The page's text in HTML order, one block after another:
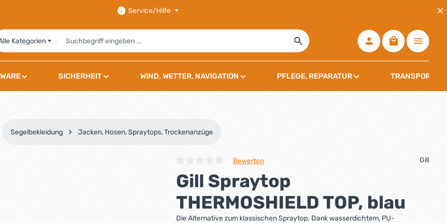
Service/Hilfe
Kategorien
Warenkorb
SICHERHEIT WIND, WETTER, NAVIGATION PFLEGE, REPARATUR TRANSPORT,
Segelbekleidung Jacken, Hosen, Spraytops, Trockenanzüge
Bewerten Gill
Gill Spraytop
THERMOSHIELD TOP, blau
Die Alternative zum klassischen Spraytop. Dank wasserdichtem, PU-